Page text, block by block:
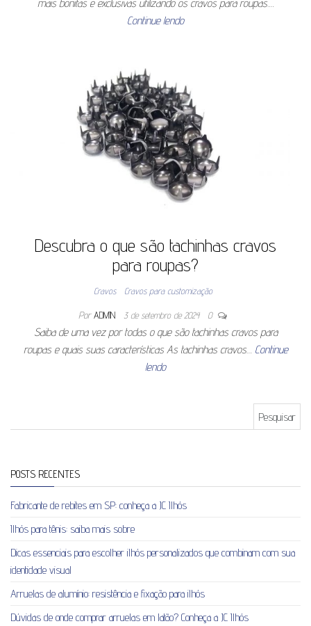
mais bonitas e exclusivas utilizando os cravos para roupas.…
Continue lendo
Descubra o que são tachinhas cravos
para roupas?
Cravos Cravos para customização
Por ADMIN 3 de setembro de 2024 0
Saiba de uma vez por todas o que são tachinhas cravos para
roupas e quais suas características As tachinhas cravos… Continue
lendo
POSTS RECENTES
Fabricante de rebites em SP: conheça a JC Ilhós
Ilhós para tênis: saiba mais sobre
Dicas essenciais para escolher ilhós personalizados que combinam com sua
identidade visual
Arruelas de alumínio: resistência e fixação para ilhós
Dúvidas de onde comprar arruelas em latão? Conheça a JC Ilhós